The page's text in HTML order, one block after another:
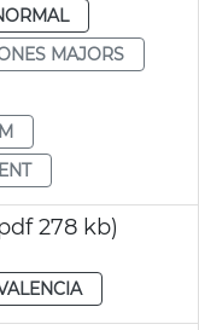
MAJORS
278 kb)